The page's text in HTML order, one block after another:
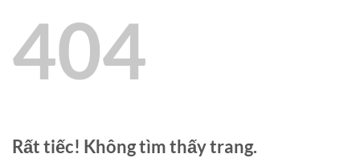
404
Rất tiếc! Không tìm thấy trang.